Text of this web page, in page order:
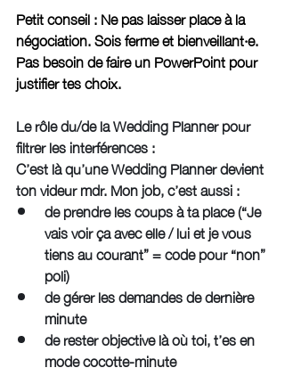
Petit conseil : Ne pas laisser place à la
négociation. Sois ferme et bienveillant·e.
Pas besoin de faire un PowerPoint pour
justifier tes choix.
Le rôle du/de la Wedding Planner pour
filtrer les interférences :
C’est là qu’une Wedding Planner devient
ton videur mdr. Mon job, c’est aussi :
de prendre les coups à ta place (“Je
vais voir ça avec elle / lui et je vous
tiens au courant” = code pour “non”
poli)
de gérer les demandes de dernière
minute
de rester objective là où toi, t’es en
mode cocotte-minute